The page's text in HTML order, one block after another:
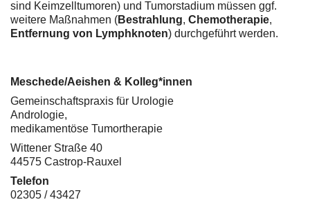
sind Keimzelltumoren) und Tumorstadium müssen ggf.
weitere Maßnahmen (Bestrahlung, Chemotherapie,
Entfernung von Lymphknoten) durchgeführt werden.
Meschede/Aeishen & Kolleg*innen
Gemeinschaftspraxis für Urologie
Andrologie,
medikamentöse Tumortherapie
Wittener Straße 40
44575 Castrop-Rauxel
Telefon
02305 / 43427